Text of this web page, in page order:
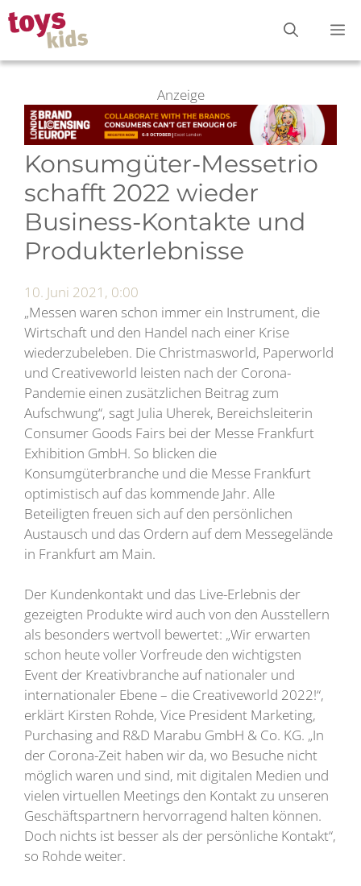
Zum
Inhalt
springen
Anzeige
Konsumgüter-Messetrio
schafft 2022 wieder
Business-Kontakte und
Produkterlebnisse
10. Juni 2021, 0:00
„Messen waren schon immer ein Instrument, die
Wirtschaft und den Handel nach einer Krise
wiederzubeleben. Die Christmasworld, Paperworld
und Creativeworld leisten nach der Corona-
Pandemie einen zusätzlichen Beitrag zum
Aufschwung“, sagt Julia Uherek, Bereichsleiterin
Consumer Goods Fairs bei der Messe Frankfurt
Exhibition GmbH. So blicken die
Konsumgüterbranche und die Messe Frankfurt
optimistisch auf das kommende Jahr. Alle
Beteiligten freuen sich auf den persönlichen
Austausch und das Ordern auf dem Messegelände
in Frankfurt am Main.
Der Kundenkontakt und das Live-Erlebnis der
gezeigten Produkte wird auch von den Ausstellern
als besonders wertvoll bewertet: „Wir erwarten
schon heute voller Vorfreude den wichtigsten
Event der Kreativbranche auf nationaler und
internationaler Ebene – die Creativeworld 2022!“,
erklärt Kirsten Rohde, Vice President Marketing,
Purchasing and R&D Marabu GmbH & Co. KG. „In
der Corona-Zeit haben wir da, wo Besuche nicht
möglich waren und sind, mit digitalen Medien und
vielen virtuellen Meetings den Kontakt zu unseren
Geschäftspartnern hervorragend halten können.
Doch nichts ist besser als der persönliche Kontakt“,
so Rohde weiter.